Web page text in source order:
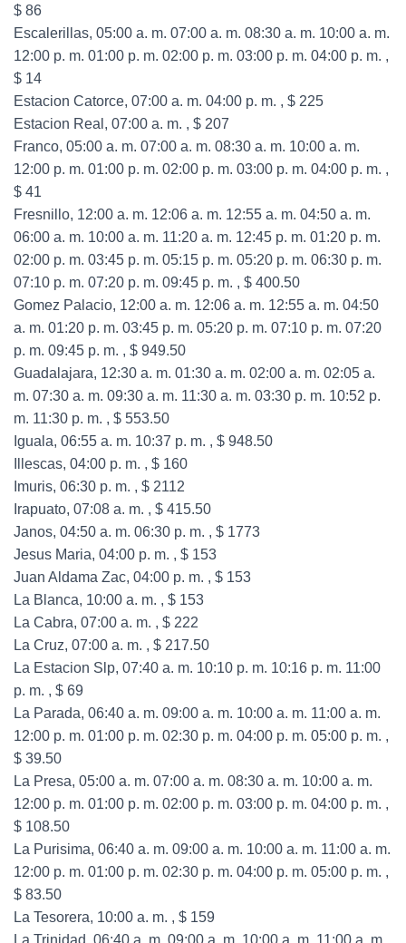
$ 86
Escalerillas, 05:00 a. m. 07:00 a. m. 08:30 a. m. 10:00 a. m.
12:00 p. m. 01:00 p. m. 02:00 p. m. 03:00 p. m. 04:00 p. m. ,
$ 14
Estacion Catorce, 07:00 a. m. 04:00 p. m. , $ 225
Estacion Real, 07:00 a. m. , $ 207
Franco, 05:00 a. m. 07:00 a. m. 08:30 a. m. 10:00 a. m.
12:00 p. m. 01:00 p. m. 02:00 p. m. 03:00 p. m. 04:00 p. m. ,
$ 41
Fresnillo, 12:00 a. m. 12:06 a. m. 12:55 a. m. 04:50 a. m.
06:00 a. m. 10:00 a. m. 11:20 a. m. 12:45 p. m. 01:20 p. m.
02:00 p. m. 03:45 p. m. 05:15 p. m. 05:20 p. m. 06:30 p. m.
07:10 p. m. 07:20 p. m. 09:45 p. m. , $ 400.50
Gomez Palacio, 12:00 a. m. 12:06 a. m. 12:55 a. m. 04:50
a. m. 01:20 p. m. 03:45 p. m. 05:20 p. m. 07:10 p. m. 07:20
p. m. 09:45 p. m. , $ 949.50
Guadalajara, 12:30 a. m. 01:30 a. m. 02:00 a. m. 02:05 a.
m. 07:30 a. m. 09:30 a. m. 11:30 a. m. 03:30 p. m. 10:52 p.
m. 11:30 p. m. , $ 553.50
Iguala, 06:55 a. m. 10:37 p. m. , $ 948.50
Illescas, 04:00 p. m. , $ 160
Imuris, 06:30 p. m. , $ 2112
Irapuato, 07:08 a. m. , $ 415.50
Janos, 04:50 a. m. 06:30 p. m. , $ 1773
Jesus Maria, 04:00 p. m. , $ 153
Juan Aldama Zac, 04:00 p. m. , $ 153
La Blanca, 10:00 a. m. , $ 153
La Cabra, 07:00 a. m. , $ 222
La Cruz, 07:00 a. m. , $ 217.50
La Estacion Slp, 07:40 a. m. 10:10 p. m. 10:16 p. m. 11:00
p. m. , $ 69
La Parada, 06:40 a. m. 09:00 a. m. 10:00 a. m. 11:00 a. m.
12:00 p. m. 01:00 p. m. 02:30 p. m. 04:00 p. m. 05:00 p. m. ,
$ 39.50
La Presa, 05:00 a. m. 07:00 a. m. 08:30 a. m. 10:00 a. m.
12:00 p. m. 01:00 p. m. 02:00 p. m. 03:00 p. m. 04:00 p. m. ,
$ 108.50
La Purisima, 06:40 a. m. 09:00 a. m. 10:00 a. m. 11:00 a. m.
12:00 p. m. 01:00 p. m. 02:30 p. m. 04:00 p. m. 05:00 p. m. ,
$ 83.50
La Tesorera, 10:00 a. m. , $ 159
La Trinidad, 06:40 a. m. 09:00 a. m. 10:00 a. m. 11:00 a. m.